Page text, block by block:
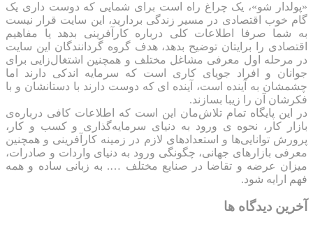
«پولدار شو»، یک چراغ راه است برای شمایی که دوست داری یک
گام خوب اقتصادی در مسیر زندگی بردارید، این سایت قرار نیست
به شما صرفا اطلاعات کلی درباره کارآفرینی بدهد یا مفاهیم
اقتصادی را برایتان توضیح بدهد، هدف گروه گردانندگان این سایت
در مرحله اول معرفی مشاغل مختلف و همچنین اشتغال‌زایی برای
جوانان و افراد جویای کاری است که سرمایه اندکی دارند اما
چشمشان به آینده است، آینده ای که دوست دارند با دستانشان و با
فکرشان آن را زیبا بسازند.
در این پایگاه تمام تلاش‌مان این است که ‌اطلاعات کافی درباره‌ی
بازار کار، نحوه ی ورود به دنیای سرمایه‌گذاری و کسب و کار،
پرورش توانایی‌ها و استعدادهای لازم در زمینه کارآفرینی و همچنین
معرفی بازارهای جهانی، چگونگی ورود به دنیای واردات و صادرات،
میزان عرضه و تقاضا در صنایع مختلف …. به زبانی ساده و همه
فهم ارایه شود.
آخرین دیدگاه ها